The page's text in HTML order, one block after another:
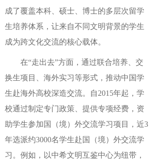
成了覆盖本科、硕士、博士的多层次留学
生培养体系，让来自不同文明背景的学生
成为跨文化交流的核心载体。
在“走出去”方面，通过联合培养、交
换生项目、海外实习等形式，推动中国学
生赴海外高校深造交流。自2015年起，学
校通过制定专门政策、提供专项经费，资
助学生参加国（境）外交流学习项目，近3
年选派约3000名学生赴国（境）外交流学
习。例如，以中希文明互鉴中心为纽带，